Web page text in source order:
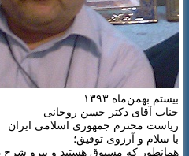
بیستم بهمن‌ماه ۱۳۹۳
جناب آقای دکتر حسن روحانی
ریاست محترم جمهوری اسلامی ایران
با سلام و آرزوی توفیق؛